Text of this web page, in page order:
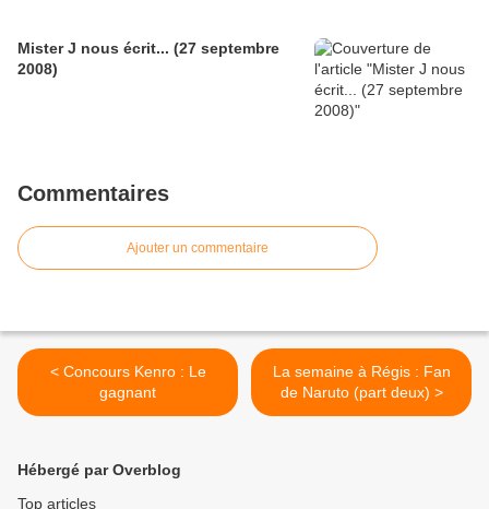
Mister J nous écrit... (27 septembre
2008)
Commentaires
Ajouter un commentaire
< Concours Kenro : Le
gagnant
La semaine à Régis : Fan
de Naruto (part deux) >
Hébergé par Overblog
Top articles